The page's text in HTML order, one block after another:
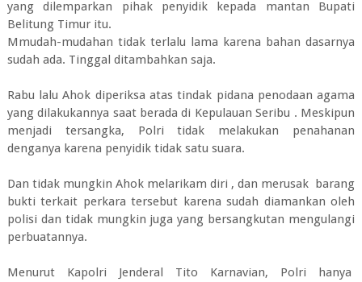
yang dilemparkan pihak penyidik kepada mantan Bupati
Belitung Timur itu.
Mmudah-mudahan tidak terlalu lama karena bahan dasarnya
sudah ada. Tinggal ditambahkan saja.
Rabu lalu Ahok diperiksa atas tindak pidana penodaan agama
yang dilakukannya saat berada di Kepulauan Seribu . Meskipun
menjadi tersangka, Polri tidak melakukan penahanan
denganya karena penyidik tidak satu suara.
Dan tidak mungkin Ahok melarikam diri , dan merusak barang
bukti terkait perkara tersebut karena sudah diamankan oleh
polisi dan tidak mungkin juga yang bersangkutan mengulangi
perbuatannya.
Menurut Kapolri Jenderal Tito Karnavian, Polri hanya